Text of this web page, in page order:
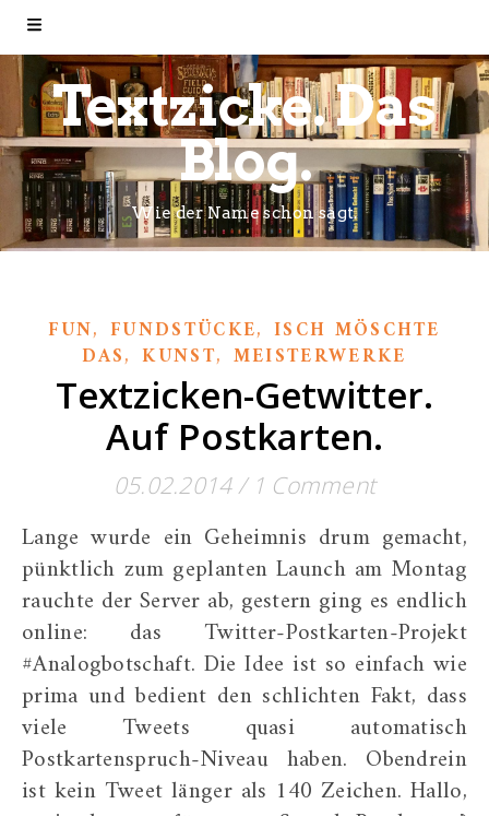
Textzicke. Das
Blog.
Wie der Name schon sagt.
FUN,FUNDSTÜCKE,ISCH MÖSCHTE
DAS,KUNST, MEISTERWERKE
Textzicken-Getwitter.
Auf Postkarten.
05.02.2014/ 1 Comment
Lange wurde ein Geheimnis drum gemacht,
pünktlich zum geplanten Launch am Montag
rauchte der Server ab, gestern ging es endlich
online: das Twitter-Postkarten-Projekt
#Analogbotschaft. Die Idee ist so einfach wie
prima und bedient den schlichten Fakt, dass
viele Tweets quasi automatisch
Postkartenspruch-Niveau haben. Obendrein
ist kein Tweet länger als 140 Zeichen. Hallo,